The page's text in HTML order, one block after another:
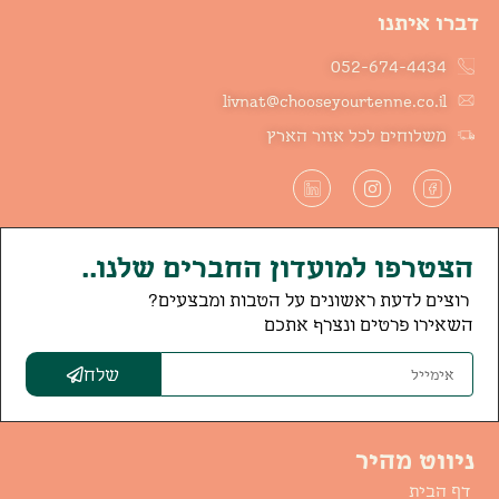
דברו איתנו
052-674-4434
livnat@chooseyourtenne.co.il
משלוחים לכל אזור הארץ
הצטרפו למועדון החברים שלנו..
רוצים לדעת ראשונים על הטבות ומבצעים?
השאירו פרטים ונצרף אתכם
שלח
ניווט מהיר
דף הבית